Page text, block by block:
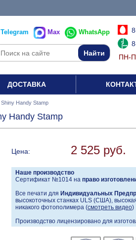
Telegram Max WhatsApp
ПН-
ДОСТАВКА
Handy Stamp
Handy Stamp
Цена: 2 525 руб.
Наше производство
Сертификат №1014 на право
Все печати для Индивидуальных
высокоточных станках ULS (США),
никакого фотополимера (смотреть видео)
Производство лицензировано для